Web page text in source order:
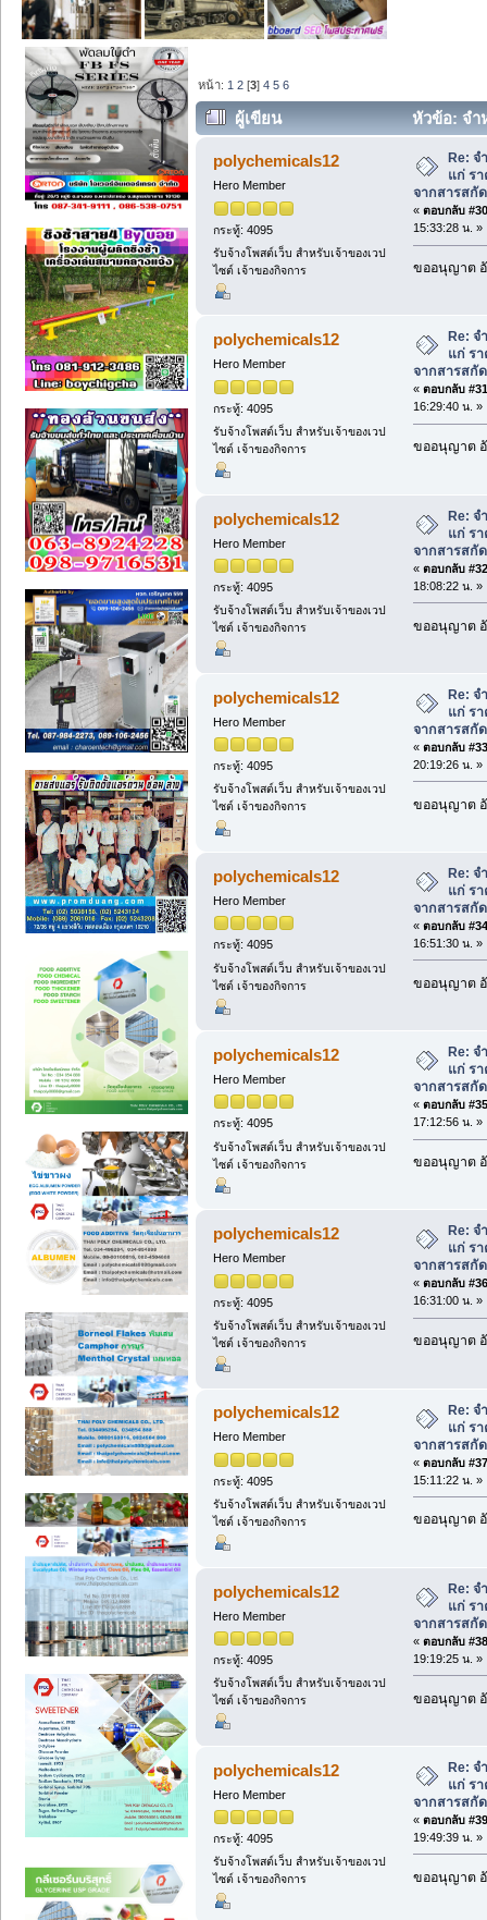
หน้า: 1 2 [3]4 5 6
ผู้เขียน
หัวข้อ: จำ
แดนท์จากสารสกัดสาหร่ายแดง (อ่าน
polychemicals12
Hero Member
กระทู้: 4095
รับจ้างโพสต์เว็บ สำหรับเจ้าของเวป
ไซต์ เจ้าของกิจการ
Re: จ
แก่ ร
จากสารสกั
« ตอบกลับ
15:33:28 น. »
ขออนุญาต
polychemicals12
Hero Member
กระทู้: 4095
รับจ้างโพสต์เว็บ สำหรับเจ้าของเวป
ไซต์ เจ้าของกิจการ
Re: จ
แก่ ร
จากสารสกั
« ตอบกลับ
16:29:40 น. »
ขออนุญาต
polychemicals12
Hero Member
กระทู้: 4095
รับจ้างโพสต์เว็บ สำหรับเจ้าของเวป
ไซต์ เจ้าของกิจการ
Re: จ
แก่ ร
จากสารสกั
« ตอบกลับ
18:08:22 น. »
ขออนุญาต
polychemicals12
Hero Member
กระทู้: 4095
รับจ้างโพสต์เว็บ สำหรับเจ้าของเวป
ไซต์ เจ้าของกิจการ
Re: จ
แก่ ร
จากสารสกั
« ตอบกลับ
20:19:26 น. »
ขออนุญาต
polychemicals12
Hero Member
กระทู้: 4095
รับจ้างโพสต์เว็บ สำหรับเจ้าของเวป
ไซต์ เจ้าของกิจการ
Re: จ
แก่ ร
จากสารสกั
« ตอบกลับ
16:51:30 น. »
ขออนุญาต
polychemicals12
Hero Member
กระทู้: 4095
รับจ้างโพสต์เว็บ สำหรับเจ้าของเวป
ไซต์ เจ้าของกิจการ
Re: จ
แก่ ร
จากสารสกั
« ตอบกลับ
17:12:56 น. »
ขออนุญาต
polychemicals12
Hero Member
กระทู้: 4095
รับจ้างโพสต์เว็บ สำหรับเจ้าของเวป
ไซต์ เจ้าของกิจการ
Re: จ
แก่ ร
จากสารสกั
« ตอบกลับ
16:31:00 น. »
ขออนุญาต
polychemicals12
Hero Member
กระทู้: 4095
รับจ้างโพสต์เว็บ สำหรับเจ้าของเวป
ไซต์ เจ้าของกิจการ
Re: จ
แก่ ร
จากสารสกั
« ตอบกลับ
15:11:22 น. »
ขออนุญาต
polychemicals12
Hero Member
กระทู้: 4095
รับจ้างโพสต์เว็บ สำหรับเจ้าของเวป
ไซต์ เจ้าของกิจการ
Re: จ
แก่ ร
จากสารสกั
« ตอบกลับ
19:19:25 น. »
ขออนุญาต
polychemicals12
Hero Member
กระทู้: 4095
รับจ้างโพสต์เว็บ สำหรับเจ้าของเวป
ไซต์ เจ้าของกิจการ
Re: จ
แก่ ร
จากสารสกั
« ตอบกลับ
19:49:39 น. »
ขออนุญาต